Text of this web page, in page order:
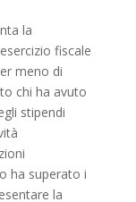
la
fiscale
meno di
chi ha avuto
stipendi
ha superato i
la